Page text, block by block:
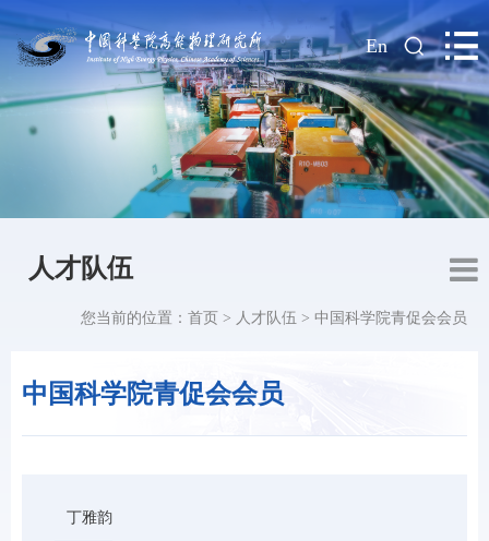
| En
人才队伍
中国科学院青促会会员
您当前的位置： 首页 > 人才队伍 > 中国科学院青促会会员
丁雅韵